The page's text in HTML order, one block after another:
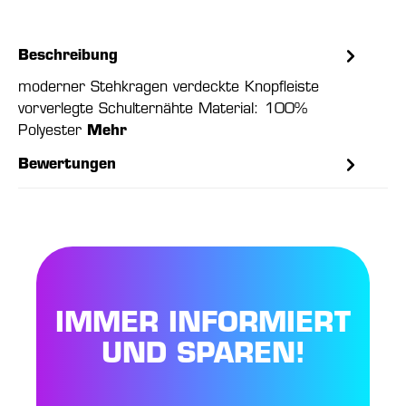
Beschreibung
moderner Stehkragen verdeckte Knopfleiste
vorverlegte Schulternähte Material: 100%
Polyester Mehr
Bewertungen
IMMER INFORMIERT
UND SPAREN!